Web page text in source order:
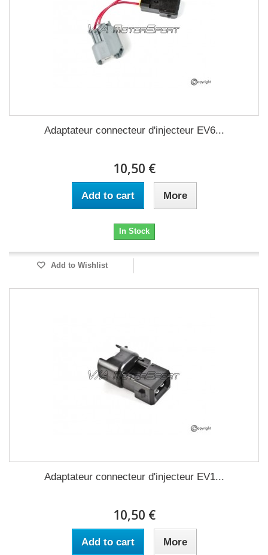
Adaptateur connecteur d'injecteur EV6...
10,50 €
Add to cart More
In Stock
Add to Wishlist
Adaptateur connecteur d'injecteur EV1...
10,50 €
Add to cart More